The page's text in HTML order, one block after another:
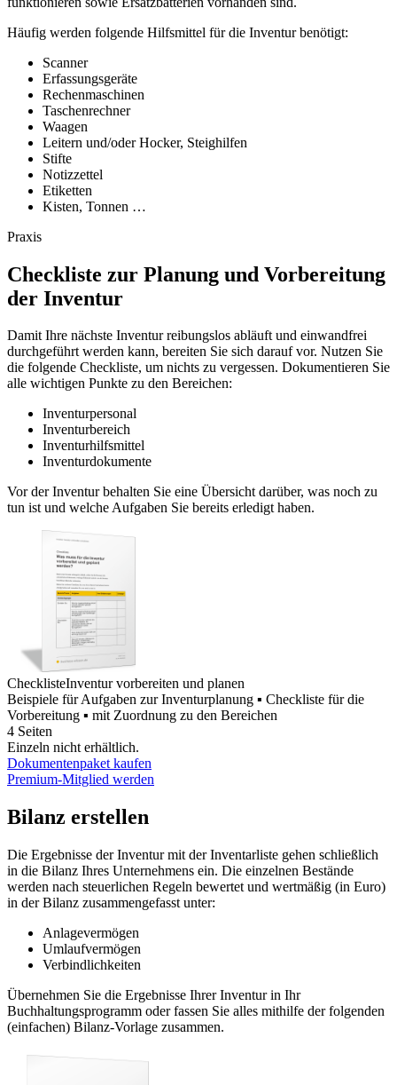
Häufig werden folgende Hilfsmittel für die Inventur benötigt:
Scanner
Erfassungsgeräte
Rechenmaschinen
Taschenrechner
Waagen
Leitern und/oder Hocker, Steighilfen
Stifte
Notizzettel
Etiketten
Kisten, Tonnen …
Praxis
Checkliste zur Planung und Vorbereitung
der Inventur
Damit Ihre nächste Inventur reibungslos abläuft und einwandfrei
durchgeführt werden kann, bereiten Sie sich darauf vor. Nutzen Sie
die folgende Checkliste, um nichts zu vergessen. Dokumentieren Sie
alle wichtigen Punkte zu den Bereichen:
Inventurpersonal
Inventurbereich
Inventurhilfsmittel
Inventurdokumente
Vor der Inventur behalten Sie eine Übersicht darüber, was noch zu
tun ist und welche Aufgaben Sie bereits erledigt haben.
ChecklisteInventur vorbereiten und planen
Beispiele für Aufgaben zur Inventurplanung ▪ Checkliste für die
Vorbereitung ▪ mit Zuordnung zu den Bereichen
4 Seiten
Einzeln nicht erhältlich.
Dokumentenpaket kaufen
Premium-Mitglied werden
Bilanz erstellen
Die Ergebnisse der Inventur mit der Inventarliste gehen schließlich
in die Bilanz Ihres Unternehmens ein. Die einzelnen Bestände
werden nach steuerlichen Regeln bewertet und wertmäßig (in Euro)
in der Bilanz zusammengefasst unter:
Anlagevermögen
Umlaufvermögen
Verbindlichkeiten
Übernehmen Sie die Ergebnisse Ihrer Inventur in Ihr
Buchhaltungsprogramm oder fassen Sie alles mithilfe der folgenden
(einfachen) Bilanz-Vorlage zusammen.